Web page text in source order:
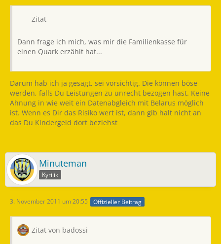
Zitat
Dann frage ich mich, was mir die Familienkasse für
einen Quark erzählt hat...
Darum hab ich ja gesagt, sei vorsichtig. Die können böse
werden, falls Du Leistungen zu unrecht bezogen hast. Keine
Ahnung in wie weit ein Datenabgleich mit Belarus möglich
ist. Wenn es Dir das Risiko wert ist, dann gib halt nicht an
das Du Kindergeld dort beziehst
Minuteman
Kyrilik
3. November 2011 um 20:55 Offizieller Beitrag
Zitat von badossi